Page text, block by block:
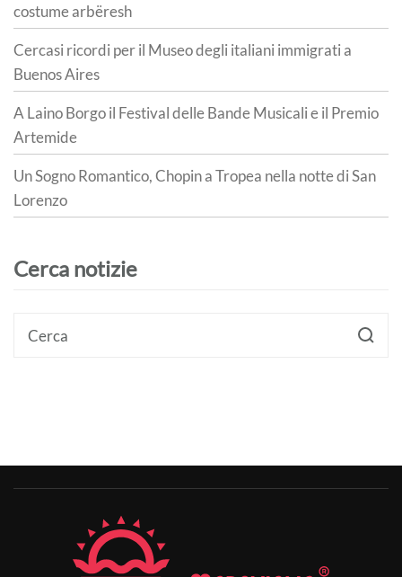
costume arbëresh
Cercasi ricordi per il Museo degli italiani immigrati a
Buenos Aires
A Laino Borgo il Festival delle Bande Musicali e il Premio
Artemide
Un Sogno Romantico, Chopin a Tropea nella notte di San
Lorenzo
Cerca notizie